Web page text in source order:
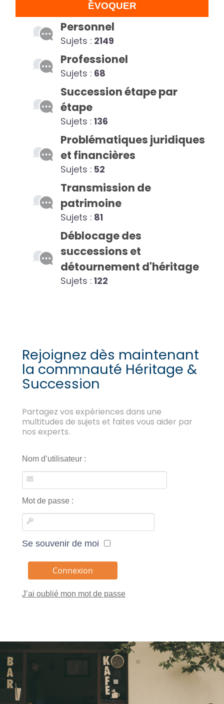
ÉVOQUER
Personnel
Sujets : 2149
Professionel
Sujets : 68
Succession étape par
étape
Sujets : 136
Problématiques juridiques
et financières
Sujets : 52
Transmission de
patrimoine
Sujets : 81
Déblocage des
successions et
détournement d'héritage
Sujets : 122
Rejoignez dès maintenant
la commnauté Héritage &
Succession
Partagez vos expériences dans une
multitudes de sujets et faites vous aider par
nos experts.
Nom d’utilisateur :
Mot de passe :
Se souvenir de moi
J’ai oublié mon mot de passe